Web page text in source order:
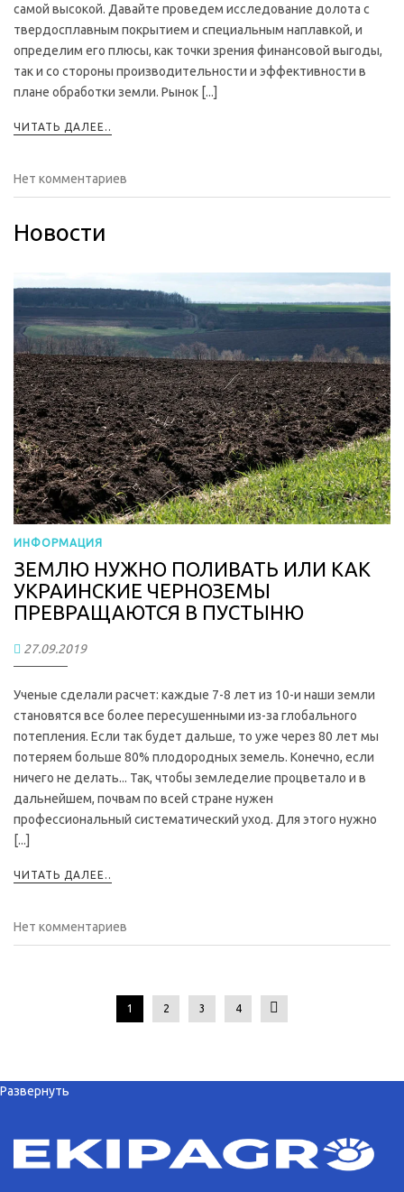
самой высокой. Давайте проведем исследование долота с
твердосплавным покрытием и специальным наплавкой, и
определим его плюсы, как точки зрения финансовой выгоды,
так и со стороны производительности и эффективности в
плане обработки земли. Рынок [...]
ЧИТАТЬ ДАЛЕЕ..
Нет комментариев
Новости
ИНФОРМАЦИЯ
ЗЕМЛЮ НУЖНО ПОЛИВАТЬ ИЛИ КАК
УКРАИНСКИЕ ЧЕРНОЗЕМЫ
ПРЕВРАЩАЮТСЯ В ПУСТЫНЮ
27.09.2019
Ученые сделали расчет: каждые 7-8 лет из 10-и наши земли
становятся все более пересушенными из-за глобального
потепления. Если так будет дальше, то уже через 80 лет мы
потеряем больше 80% плодородных земель. Конечно, если
ничего не делать... Так, чтобы земледелие процветало и в
дальнейшем, почвам по всей стране нужен
профессиональный систематический уход. Для этого нужно
[...]
ЧИТАТЬ ДАЛЕЕ..
Нет комментариев
1 2 3 4
Развернуть